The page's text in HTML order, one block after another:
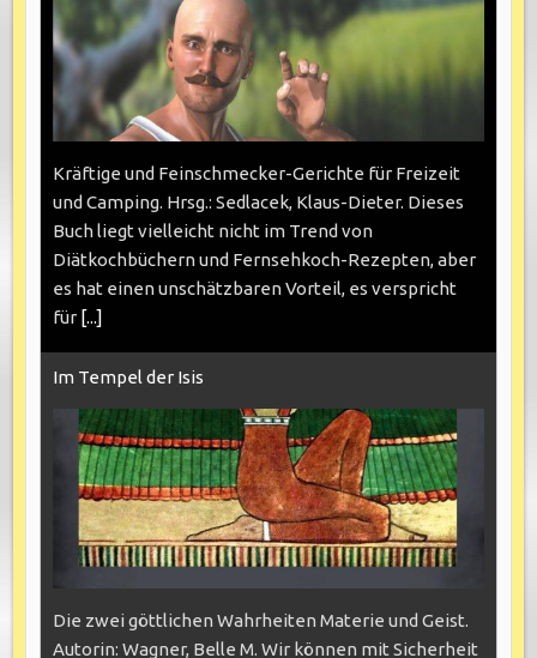
Kräftige und Feinschmecker-Gerichte für Freizeit
und Camping. Hrsg.: Sedlacek, Klaus-Dieter. Dieses
Buch liegt vielleicht nicht im Trend von
Diätkochbüchern und Fernsehkoch-Rezepten, aber
es hat einen unschätzbaren Vorteil, es verspricht
für [...]
Im Tempel der Isis
Die zwei göttlichen Wahrheiten Materie und Geist.
Autorin: Wagner, Belle M. Wir können mit Sicherheit